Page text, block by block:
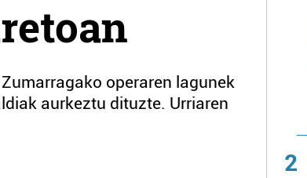
operaren lagunek
aurkeztu dituzte. Urriaren
2